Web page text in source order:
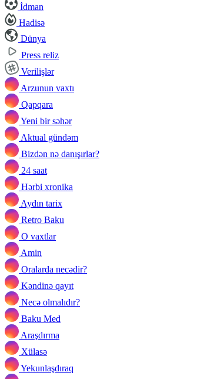
İdman
Hadisə
Dünya
Press reliz
Verilişlər
Arzunun vaxtı
Qapqara
Yeni bir səhər
Aktual gündəm
Bizdən nə danışırlar?
24 saat
Hərbi xronika
Aydın tarix
Retro Baku
O vaxtlar
Amin
Oralarda necədir?
Kəndinə qayıt
Necə olmalıdır?
Baku Med
Araşdırma
Xülasə
Yekunlaşdıraq